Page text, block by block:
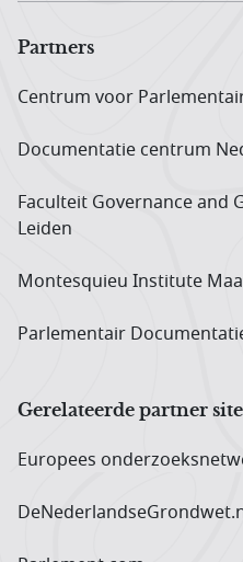
Partners
Centrum voor
Documentatie centrum
Faculteit Governance and
Leiden
Montesquieu Institute
Parlementair
Gerelateerde partner
Europees